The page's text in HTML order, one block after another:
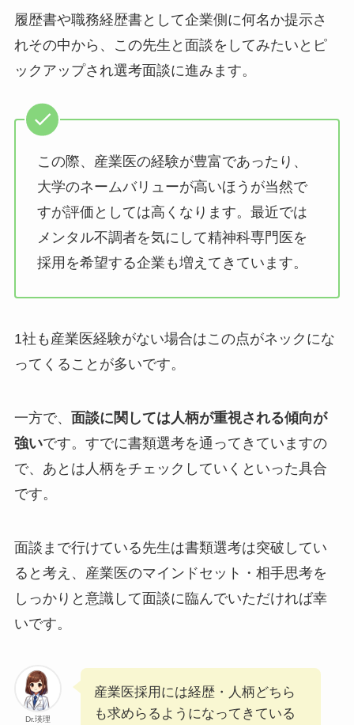
履歴書や職務経歴書として企業側に何名か提示さ
れその中から、この先生と面談をしてみたいとピ
ックアップされ選考面談に進みます。
この際、産業医の経験が豊富であったり、
大学のネームバリューが高いほうが当然で
すが評価としては高くなります。最近では
メンタル不調者を気にして精神科専門医を
採用を希望する企業も増えてきています。
1社も産業医経験がない場合はこの点がネックにな
ってくることが多いです。
一方で、 面談に関しては人柄が重視される傾向が
強いです。すでに書類選考を通ってきていますの
で、あとは人柄をチェックしていくといった具合
です。
面談まで行けている先生は書類選考は突破してい
ると考え、産業医のマインドセット・相手思考を
しっかりと意識して面談に臨んでいただければ幸
いです。
Dr.瑛理
産業医採用には経歴・人柄どちら
も求めらるようになってきている